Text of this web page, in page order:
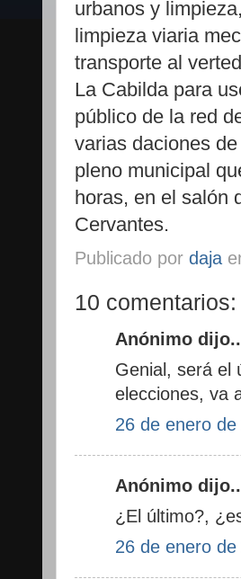
urbanos y
limpieza viaria
transporte al
La Cabilda para
público de la red
varias daciones
pleno municipal
horas, en el salón
Cervantes.
Publicado por daja
10 comentarios:
Anónimo
Genial, será el
elecciones, va
26 de enero
Anónimo
¿El último?,
26 de enero